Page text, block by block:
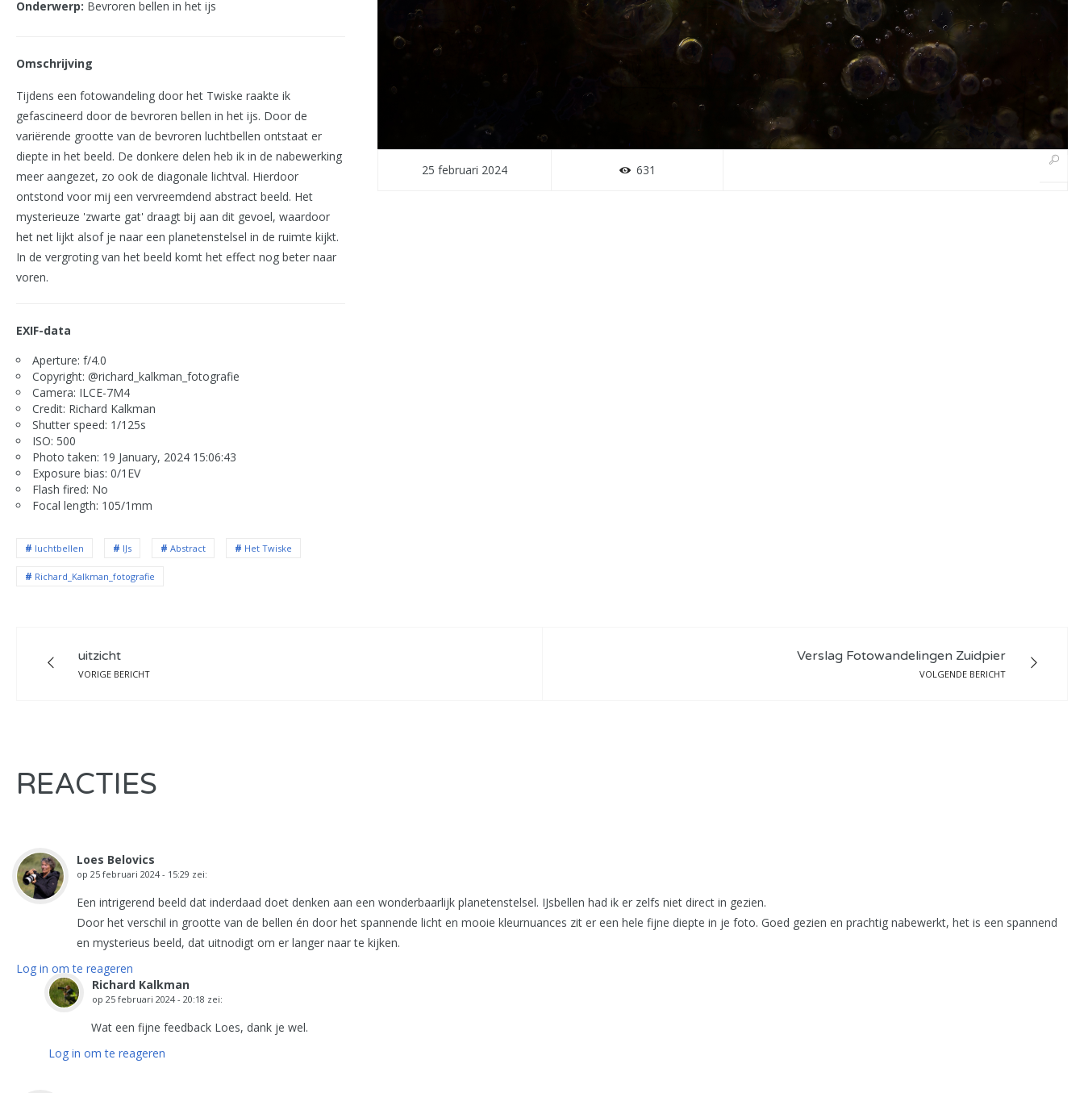
Onderwerp: Bevroren bellen in het ijs
Omschrijving
Tijdens een fotowandeling door het Twiske raakte ik
gefascineerd door de bevroren bellen in het ijs. Door de
variërende grootte van de bevroren luchtbellen ontstaat er
diepte in het beeld. De donkere delen heb ik in de nabewerking
meer aangezet, zo ook de diagonale lichtval. Hierdoor
ontstond voor mij een vervreemdend abstract beeld. Het
mysterieuze 'zwarte gat' draagt bij aan dit gevoel, waardoor
het net lijkt alsof je naar een planetenstelsel in de ruimte kijkt.
In de vergroting van het beeld komt het effect nog beter naar
voren.
EXIF-data
Aperture: f/4.0
Copyright: @richard_kalkman_fotografie
Camera: ILCE-7M4
Credit: Richard Kalkman
Shutter speed: 1/125s
ISO: 500
Photo taken: 19 January, 2024 15:06:43
Exposure bias: 0/1EV
Flash fired: No
Focal length: 105/1mm
luchtbellen IJs Abstract Het Twiske
Richard_Kalkman_fotografie
25 februari 2024 631
uitzicht
VORIGE BERICHT
Verslag Fotowandelingen Zuidpier
VOLGENDE BERICHT
REACTIES
Loes Belovics
op 25 februari 2024 - 15:29 zei:
Een intrigerend beeld dat inderdaad doet denken aan een wonderbaarlijk planetenstelsel. IJsbellen had ik er zelfs niet direct in gezien.
Door het verschil in grootte van de bellen én door het spannende licht en mooie kleurnuances zit er een hele fijne diepte in je foto. Goed gezien en prachtig nabewerkt, het is een spannend
en mysterieus beeld, dat uitnodigt om er langer naar te kijken.
Log in om te reageren
Richard Kalkman
op 25 februari 2024 - 20:18 zei:
Wat een fijne feedback Loes, dank je wel.
Log in om te reageren